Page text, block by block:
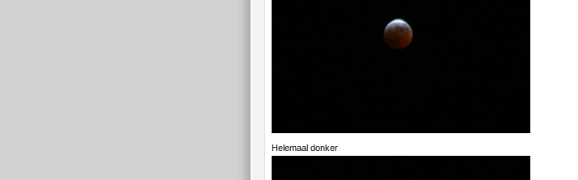
Helemaal donker